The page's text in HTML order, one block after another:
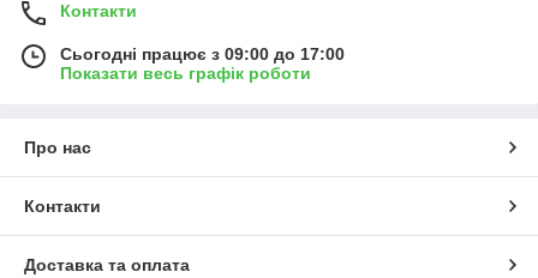
Контакти
Сьогодні працює з 09:00 до 17:00
Показати весь графік роботи
Про нас
Контакти
Доставка та оплата